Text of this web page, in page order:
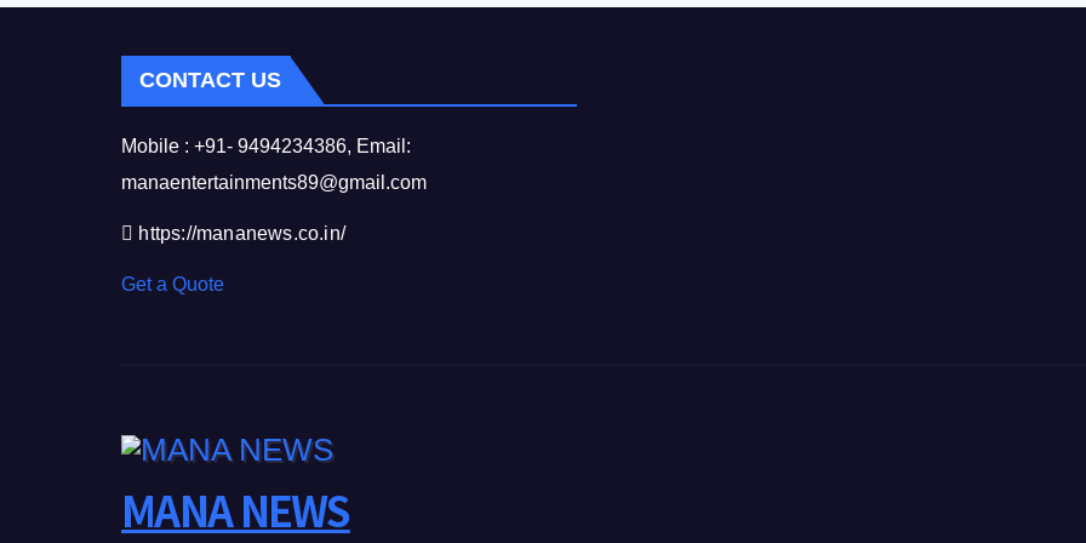
CONTACT US
Mobile : +91- 9494234386, Email:
manaentertainments89@gmail.com
https://mananews.co.in/
Get a Quote
MANA NEWS